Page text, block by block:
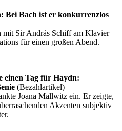
Bei Bach ist er konkurrenzlos
mit Sir András Schiff am Klavier
für einen großen Abend.
einen Tag für Haydn:
(Bezahlartikel)
Joana Mallwitz ein. Er zeigte,
Akzenten subjektiv